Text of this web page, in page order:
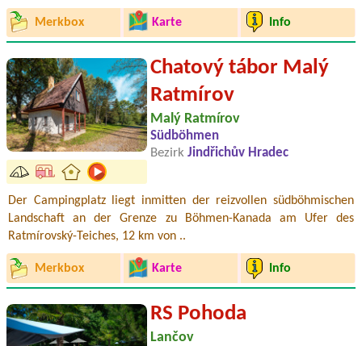
Merkbox Karte Info
Chatový tábor Malý
Ratmírov
Malý Ratmírov
Südböhmen
Bezirk Jindřichův Hradec
Der Campingplatz liegt inmitten der reizvollen südböhmischen
Landschaft an der Grenze zu Böhmen-Kanada am Ufer des
Ratmírovský-Teiches, 12 km von ..
Merkbox Karte Info
RS Pohoda
Lančov